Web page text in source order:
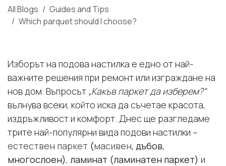
All Blogs
Guides and Tips
Which parquet should I choose?
Изборът на подова настилка е едно от най-
важните решения при ремонт или изграждане на
нов дом. Въпросът „Какъв паркет да изберем?“
вълнува всеки, който иска да съчетае красота,
издръжливост и комфорт. Днес ще разгледаме
трите най-популярни вида подови настилки –
естествен паркет (масивен, дъбов,
многослоен), ламинат (ламинатен паркет) и